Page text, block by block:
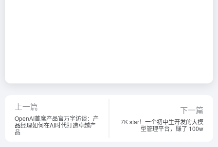
上一篇
OpenAI首席产品官万字访谈：产
品经理如何在AI时代打造卓越产
品
下一篇
7K star！一个初中生开发的大模
型管理平台，赚了 100w